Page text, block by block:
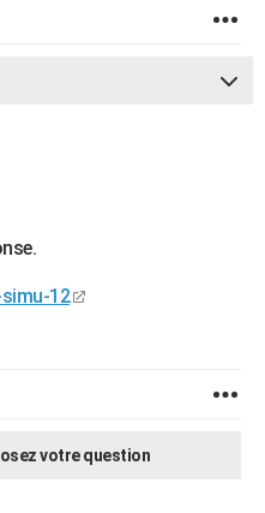
12
votre question